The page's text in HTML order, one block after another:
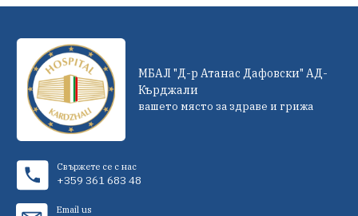
МБАЛ "Д-р Атанас Дафовски" АД-
Кърджали
вашето място за здраве и грижа
Свържете се с нас
+359 361 683 48
Email us